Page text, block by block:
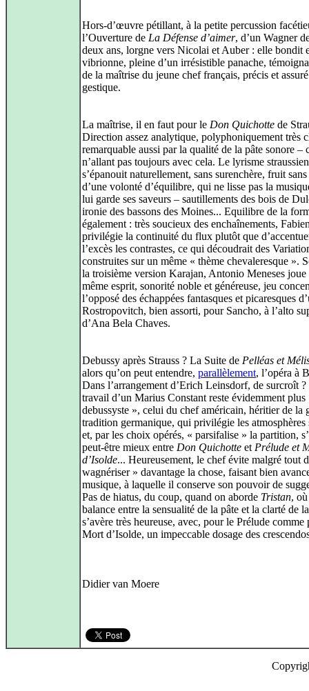
Hors-d’œuvre pétillant, à la petite percussion
l’Ouverture de La Défense d’aimer, d’un Wagner
deux ans, lorgne vers Nicolai et Auber : elle bondit
vibrionne, pleine d’un irrésistible panache,
de la maîtrise du jeune chef français, précis et
gestique.
La maîtrise, il en faut pour le Don Quichotte de
Direction assez analytique, polyphoniquement très
remarquable aussi par la qualité de la pâte sonore –
n’allant pas toujours avec cela. Le lyrisme straussien
s’épanouit naturellement, sans surenchère, fruit
d’une volonté d’équilibre, qui ne lisse pas la
lui garde ses saveurs – sautillements des bois de
ironie des bassons des Moines... Equilibre de la
également : très soucieux des enchaînements,
privilégie la continuité du flux plutôt que
l’excès les contrastes, ce qui découdrait des
construites sur un même « thème chevaleresque ».
la troisième version Karajan, Antonio Meneses joue
même esprit, sonorité noble et généreuse, jeu
l’opposé des échappées fantasques et picaresques
Rostropovitch, bien assorti, pour Sancho, à l’alto
d’Ana Bela Chaves.
Debussy après Strauss ? La Suite de Pelléas et
alors qu’on peut entendre, parallèlement, l’opéra à
Dans l’arrangement d’Erich Leinsdorf, de surcroît ?
travail d’un Marius Constant reste évidemment plus
debussyste », celui du chef américain, héritier de la
tradition germanique, qui privilégie les atmosphères
et, par les choix opérés, « parsifalise » la partition,
peut-être mieux entre Don Quichotte et Prélude et
d’Isolde... Heureusement, le chef évite malgré tout
wagnériser » davantage la chose, faisant bien
musique, à laquelle il conserve son pouvoir de
Pas de hiatus, du coup, quand on aborde Tristan,
balance entre la sensualité de la pâte et la clarté de
s’avère très heureuse, avec, pour le Prélude comme
Mort d’Isolde, un impeccable dosage des
Didier van Moere